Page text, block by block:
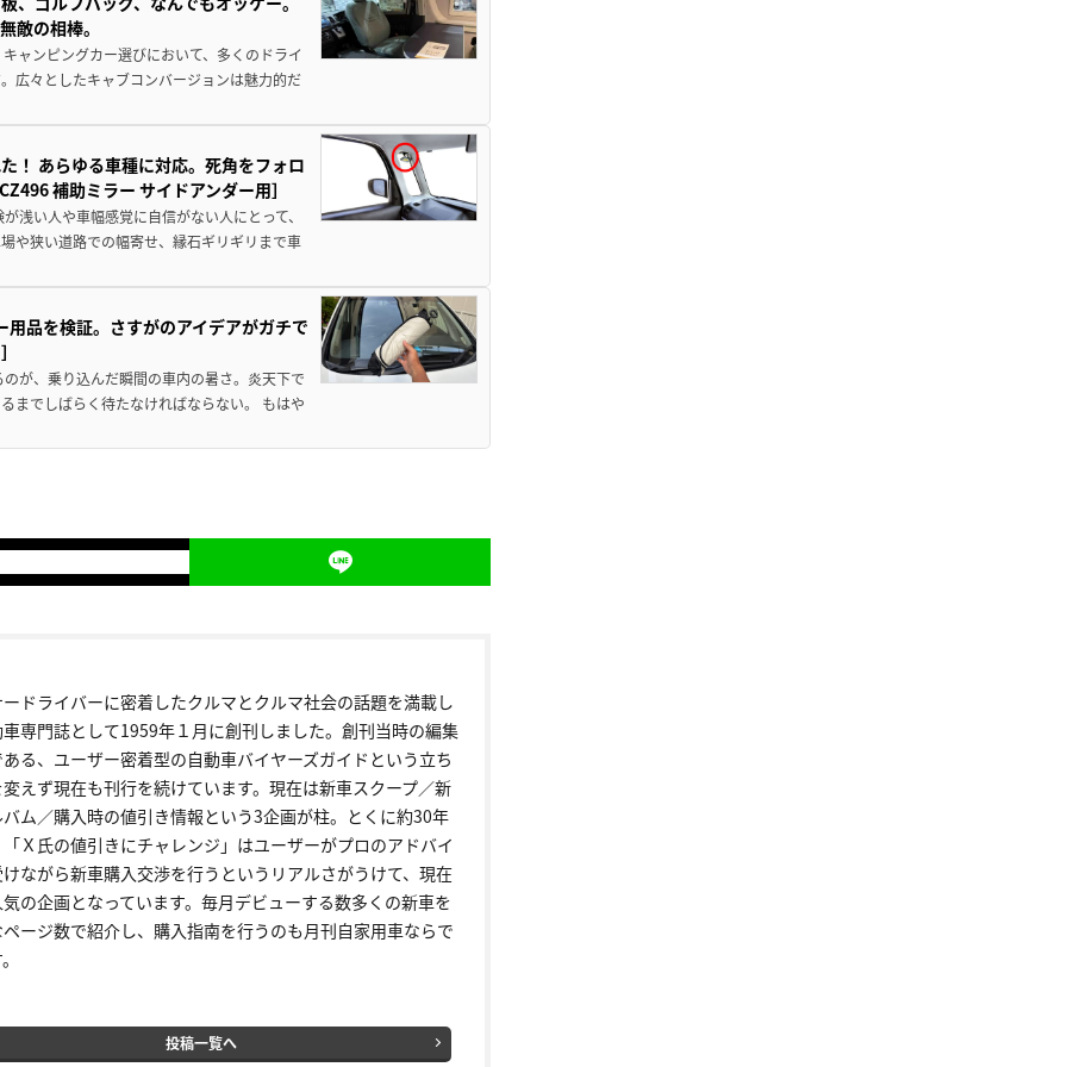
敵の相棒。
ャンピングカー選びにおいて、多くのドライ
広々としたキャブコンバージョンは魅力的だ
！ あらゆる車種に対応。死角をフォロ
補助ミラー サイドアンダー用］
浅い人や車幅感覚に自信がない人にとって、
や狭い道路での幅寄せ、縁石ギリギリまで車
品を検証。さすがのアイデアがガチで
が、乗り込んだ瞬間の車内の暑さ。炎天下で
までしばらく待たなければならない。 もはや
ドライバーに密着したクルマとクルマ社会の話題を満載し
専門誌として1959年１月に創刊しました。創刊当時の編集
る、ユーザー密着型の自動車バイヤーズガイドという立ち
えず現在も刊行を続けています。現在は新車スクープ／新
ム／購入時の値引き情報という3企画が柱。とくに約30年
Ｘ氏の値引きにチャレンジ」はユーザーがプロのアドバイ
ながら新車購入交渉を行うというリアルさがうけて、現在
の企画となっています。毎月デビューする数多くの新車を
ージ数で紹介し、購入指南を行うのも月刊自家用車ならで
投稿一覧へ